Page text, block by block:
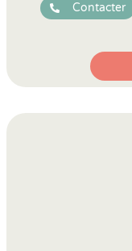
Contacter